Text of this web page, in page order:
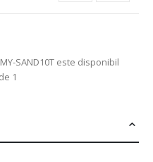
SAND10T este disponibil
1